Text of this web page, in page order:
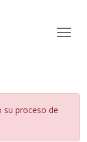
su proceso de